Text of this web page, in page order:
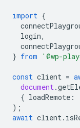
import {
login,
} from '@wp-
const client =
document .
{ loadRemote :
);
await client .